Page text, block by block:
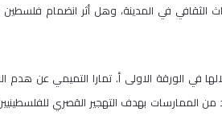
الثقافي في المدينة، وهل أثر انضمام
في الورقة الاولى أ. تمارا التميمي عن هدم
من الممارسات بهدف التهجير القصري